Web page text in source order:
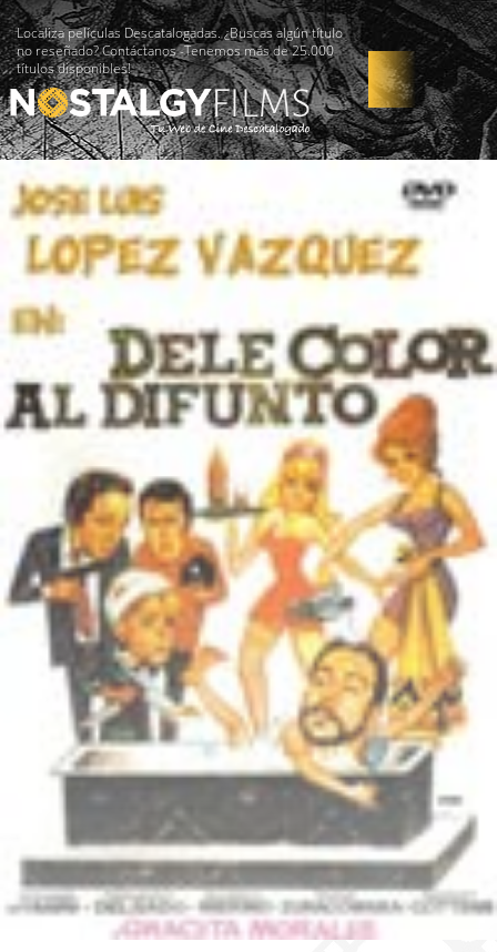
Localiza películas Descatalogadas. ¿Buscas algún título
no reseñado? Contáctanos -Tenemos más de 25.000
títulos disponibles!